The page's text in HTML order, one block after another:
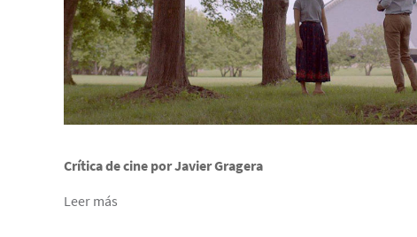
Crítica de cine por Javier Gragera
Leer más